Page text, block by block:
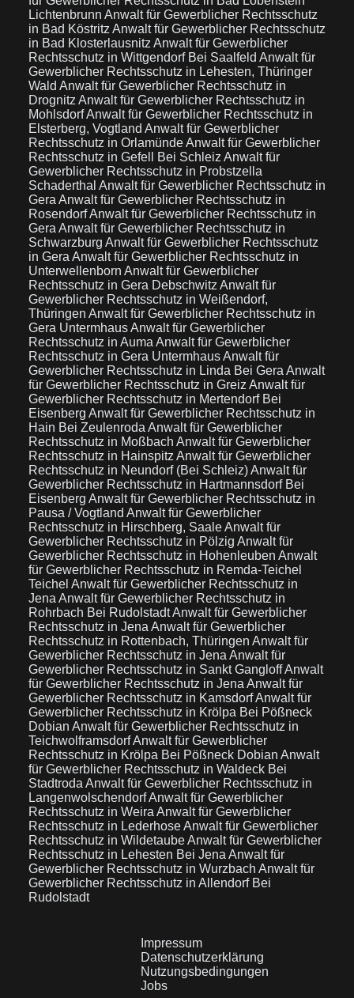
Lichtenbrunn Anwalt für Gewerblicher Rechtsschutz
in Bad Köstritz Anwalt für Gewerblicher Rechtsschutz
in Bad Klosterlausnitz Anwalt für Gewerblicher
Rechtsschutz in Wittgendorf Bei Saalfeld Anwalt für
Gewerblicher Rechtsschutz in Lehesten, Thüringer
Wald Anwalt für Gewerblicher Rechtsschutz in
Drognitz Anwalt für Gewerblicher Rechtsschutz in
MohlsdorfAnwalt für Gewerblicher Rechtsschutz in
Elsterberg, Vogtland Anwalt für Gewerblicher
Rechtsschutz in OrlamündeAnwalt für Gewerblicher
Rechtsschutz in Gefell Bei Schleiz Anwalt für
Gewerblicher Rechtsschutz in Probstzella
Schaderthal Anwalt für Gewerblicher Rechtsschutz in
Gera Anwalt für Gewerblicher Rechtsschutz in
RosendorfAnwalt für Gewerblicher Rechtsschutz in
Gera Anwalt für Gewerblicher Rechtsschutz in
Schwarzburg Anwalt für Gewerblicher Rechtsschutz
in Gera Anwalt für Gewerblicher Rechtsschutz in
Unterwellenborn Anwalt für Gewerblicher
Rechtsschutz in Gera Debschwitz Anwalt für
Gewerblicher Rechtsschutz in Weißendorf,
Thüringen Anwalt für Gewerblicher Rechtsschutz in
Gera UntermhausAnwalt für Gewerblicher
Rechtsschutz in Auma Anwalt für Gewerblicher
Rechtsschutz in Gera UntermhausAnwalt für
Gewerblicher Rechtsschutz in Linda Bei Gera Anwalt
für Gewerblicher Rechtsschutz in Greiz Anwalt für
Gewerblicher Rechtsschutz in Mertendorf Bei
Eisenberg Anwalt für Gewerblicher Rechtsschutz in
Hain Bei Zeulenroda Anwalt für Gewerblicher
Rechtsschutz in Moßbach Anwalt für Gewerblicher
Rechtsschutz in Hainspitz Anwalt für Gewerblicher
Rechtsschutz in Neundorf (Bei Schleiz)Anwalt für
Gewerblicher Rechtsschutz in Hartmannsdorf Bei
Eisenberg Anwalt für Gewerblicher Rechtsschutz in
Pausa / Vogtland Anwalt für Gewerblicher
Rechtsschutz in Hirschberg, SaaleAnwalt für
Gewerblicher Rechtsschutz in Pölzig Anwalt für
Gewerblicher Rechtsschutz in Hohenleuben Anwalt
für Gewerblicher Rechtsschutz in Remda-Teichel
Teichel Anwalt für Gewerblicher Rechtsschutz in
Jena Anwalt für Gewerblicher Rechtsschutz in
Rohrbach Bei RudolstadtAnwalt für Gewerblicher
Rechtsschutz in Jena Anwalt für Gewerblicher
Rechtsschutz in Rottenbach, Thüringen Anwalt für
Gewerblicher Rechtsschutz in Jena Anwalt für
Gewerblicher Rechtsschutz in Sankt GangloffAnwalt
für Gewerblicher Rechtsschutz in Jena Anwalt für
Gewerblicher Rechtsschutz in KamsdorfAnwalt für
Gewerblicher Rechtsschutz in Krölpa Bei Pößneck
Dobian Anwalt für Gewerblicher Rechtsschutz in
TeichwolframsdorfAnwalt für Gewerblicher
Rechtsschutz in Krölpa Bei Pößneck Dobian Anwalt
für Gewerblicher Rechtsschutz in Waldeck Bei
Stadtroda Anwalt für Gewerblicher Rechtsschutz in
LangenwolschendorfAnwalt für Gewerblicher
Rechtsschutz in Weira Anwalt für Gewerblicher
Rechtsschutz in LederhoseAnwalt für Gewerblicher
Rechtsschutz in WildetaubeAnwalt für Gewerblicher
Rechtsschutz in Lehesten Bei Jena Anwalt für
Gewerblicher Rechtsschutz in Wurzbach Anwalt für
Gewerblicher Rechtsschutz in Allendorf Bei
Rudolstadt
Impressum
Datenschutzerklärung
Nutzungsbedingungen
Jobs